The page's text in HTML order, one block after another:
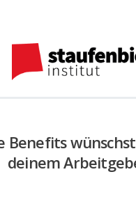
Benefits
deinem